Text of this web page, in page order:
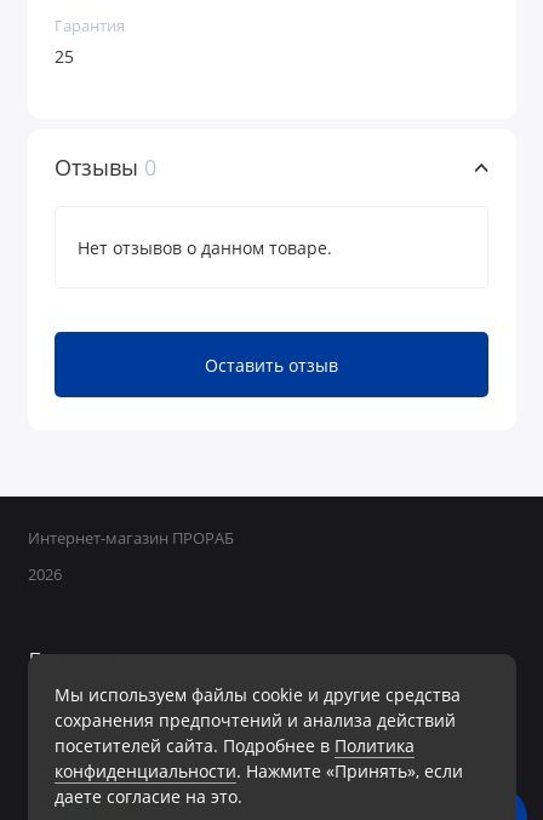
Гарантия
25
Отзывы 0
Нет отзывов о данном товаре.
Оставить отзыв
Мы используем файлы cookie и другие средства
сохранения предпочтений и анализа действий
посетителей сайта. Подробнее в Политика
конфиденциальности. Нажмите «Принять», если
даете согласие на это.
Интернет-магазин ПРОРАБ
2026
Поддержка
+7 950 800-40-09
Ежедневно с 8:00 до 19:00 Без перерывов и выходных
Мы в сети